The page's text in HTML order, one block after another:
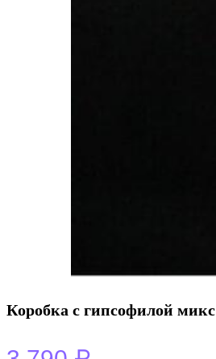
Коробка с гипсофилой микс